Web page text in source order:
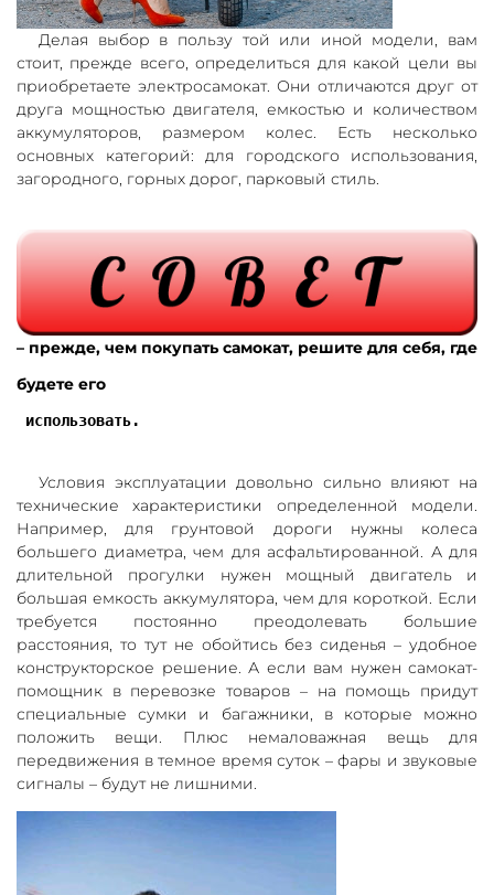
Делая выбор в пользу той или иной модели, вам
стоит, прежде всего, определиться для какой цели вы
приобретаете электросамокат. Они отличаются друг от
друга мощностью двигателя, емкостью и количеством
аккумуляторов, размером колес. Есть несколько
основных категорий: для городского использования,
загородного, горных дорог, парковый стиль.
– прежде, чем покупать самокат, решите для себя, где
будете его
использовать.
Условия эксплуатации довольно сильно влияют на
технические характеристики определенной модели.
Например, для грунтовой дороги нужны колеса
большего диаметра, чем для асфальтированной. А для
длительной прогулки нужен мощный двигатель и
большая емкость аккумулятора, чем для короткой. Если
требуется постоянно преодолевать большие
расстояния, то тут не обойтись без сиденья – удобное
конструкторское решение. А если вам нужен самокат-
помощник в перевозке товаров – на помощь придут
специальные сумки и багажники, в которые можно
положить вещи. Плюс немаловажная вещь для
передвижения в темное время суток – фары и звуковые
сигналы – будут не лишними.